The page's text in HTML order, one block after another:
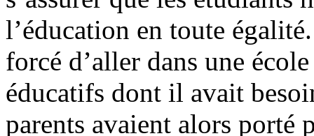
l’éducation en toute
forcé d’aller dans une
éducatifs dont il avait
parents avaient alors porté